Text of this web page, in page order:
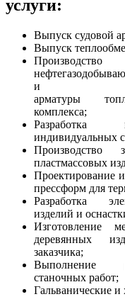
услуги:
Выпуск судовой
Выпуск
и
арматуры
комплекса;
Разработка
индивидуальных
Производство
пластмассовых
Проектирование
прессформ для
Разработка
изделий и
Изготовление
деревянных
заказчика;
Выполнение
станочных работ;
Гальванические